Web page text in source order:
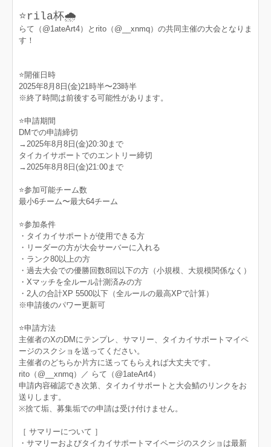
⭐️rila杯🌧️
らて（@1ateArt4）とrito（@__xnmq）の共同主催の大会となりま
す！
⭐️開催日時
2025年8月8日(金)21時半〜23時半
※終了時間は前後する可能性があります。
⭐️申請期間
DMでの申請締切
→2025年8月8日(金)20:30まで
タイカイサポートでのエントリー締切
→2025年8月8日(金)21:00まで
⭐️参加可能チーム数
最小6チーム〜最大64チーム
⭐️参加条件
・タイカイサポートが使用できる方
・リーダーの方が大会サーバーに入れる
・ランク80以上の方
・過去大会での優勝回数8回以下の方（小規模、大規模関係なく）
・Xマッチを全ルール計測済みの方
・2人の合計XP 5500以下（全ルールの最高XPで計算）
※申請後のパワー更新可
⭐️申請方法
主催者のXのDMにテンプレ、サマリー、タイカイサポートマイペ
ージのスクショを送ってください。
主催者のどちらか片方に送ってもらえれば大丈夫です。
rito（@__xnmq）／ らて（@1ateArt4）
申請内容確認でき次第、タイカイサポートと大会鯖のリンクをお
送りします。
※捨て垢、募集垢での申請は受け付けません。
［ サマリーについて ］
・サマリーおよびタイカイサポートマイページのスクショは最新